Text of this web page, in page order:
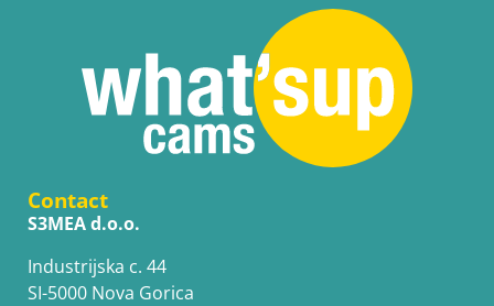
Contact
S3MEA d.o.o.
Industrijska c. 44
SI-5000 Nova Gorica